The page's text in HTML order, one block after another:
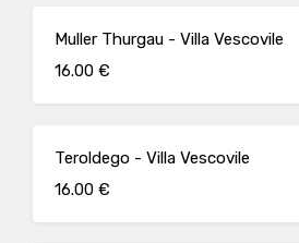
Muller Thurgau - Villa Vescovile
16.00 €
Teroldego - Villa Vescovile
16.00 €